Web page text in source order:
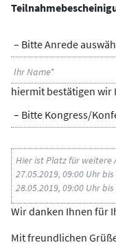
ANREDE
hiermit bestätigen wir
KONGRESS/KONFERENZ
ZUSATZINFORMATIONEN
Wir danken Ihnen für
Mit freundlichen